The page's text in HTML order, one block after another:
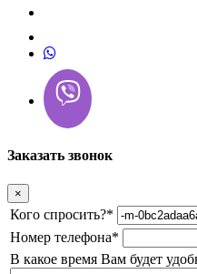
Заказать звонок
×
Кого спросить?*
Номер телефона*
В какое время Вам будет